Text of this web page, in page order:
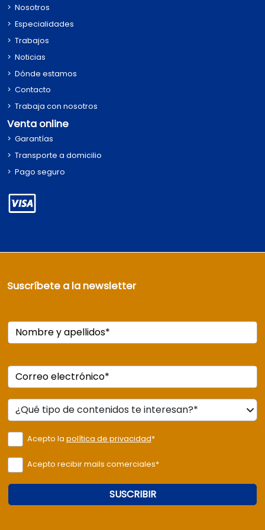
Nosotros
Especialidades
Trabajos
Noticias
Dónde estamos
Contacto
Trabaja con nosotros
Venta online
Garantías
Transporte a domicilio
Pago seguro
Suscríbete a la newsletter
Nombre y apellidos*
Correo electrónico*
Acepto la política de privacidad*
Acepto recibir mails comerciales*
SUSCRIBIR